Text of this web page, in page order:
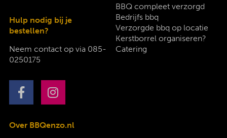
Hulp nodig bij je
bestellen?
Neem contact op via 085-
0250175
BBQ compleet verzorgd
Bedrijfs bbq
Verzorgde bbq op locatie
Kerstborrel organiseren?
Catering
Over BBQenzo.nl